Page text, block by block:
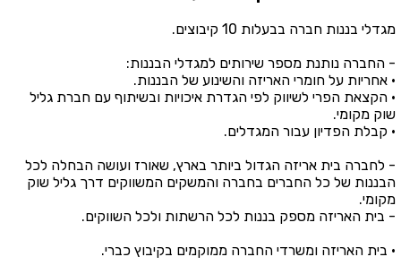
מגדלי בננות חברה בבעלות 10 קיבוצים.
- החברה נותנת מספר שירותים למגדלי הבננות:
• אחריות על חומרי האריזה והשינוע של הבננות.
• הקצאת הפרי לשיווק לפי הגדרת איכויות ובשיתוף עם חברת גליל
שוק מקומי.
• קבלת הפדיון עבור המגדלים.
- לחברה בית אריזה הגדול ביותר בארץ, שאורז ועושה הבחלה לכל
הבננות של כל החברים בחברה והמשקים המשווקים דרך גליל שוק
מקומי.
- בית האריזה מספק בננות לכל הרשתות ולכל השווקים.
• בית האריזה ומשרדי החברה ממוקמים בקיבוץ כברי.